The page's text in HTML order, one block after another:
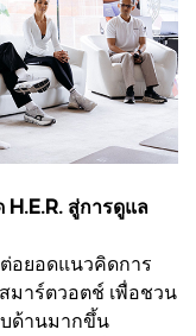
สู่การดูแล
อยอดแนวคิดการ
มาร์ตวอตช์ เพื่อชวน
ด้านมากขึ้น